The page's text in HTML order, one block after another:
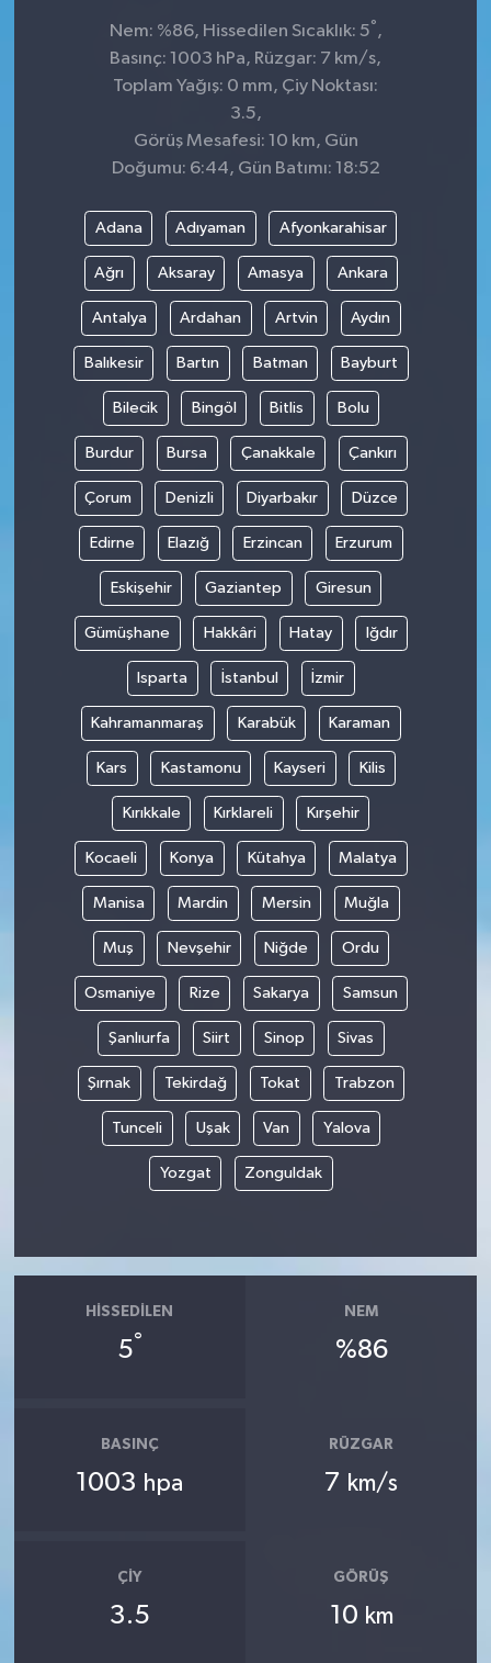
Nem: %86, Hissedilen Sıcaklık: 5° ,
Basınç: 1003 hPa, Rüzgar: 7 km/s,
Toplam Yağış: 0 mm, Çiy Noktası:
3.5,
Görüş Mesafesi: 10 km, Gün
Doğumu: 6:44, Gün Batımı: 18:52
Adana Adıyaman Afyonkarahisar
Ağrı Aksaray Amasya Ankara
Antalya Ardahan Artvin Aydın
Balıkesir Bartın Batman Bayburt
Bilecik Bingöl Bitlis Bolu
Burdur Bursa Çanakkale Çankırı
Çorum Denizli Diyarbakır Düzce
Edirne Elazığ Erzincan Erzurum
Eskişehir Gaziantep Giresun
Gümüşhane Hakkâri Hatay Iğdır
Isparta İstanbul İzmir
Kahramanmaraş Karabük Karaman
Kars Kastamonu Kayseri Kilis
Kırıkkale Kırklareli Kırşehir
Kocaeli Konya Kütahya Malatya
Manisa Mardin Mersin Muğla
Muş Nevşehir Niğde Ordu
Osmaniye Rize Sakarya Samsun
Şanlıurfa Siirt Sinop Sivas
Şırnak Tekirdağ Tokat Trabzon
Tunceli Uşak Van Yalova
Yozgat Zonguldak
HISSEDILEN
5°
NEM
%86
BASINÇ
1003 hpa
RÜZGAR
7 km/s
ÇIY
3.5
GÖRÜŞ
10 km